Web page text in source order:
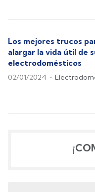
Los mejores trucos
alargar la vida útil de
electrodomésticos
02/01/2024